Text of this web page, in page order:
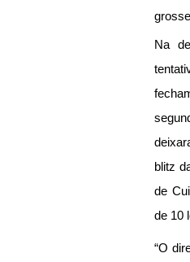
Na
blitz
de
de 10
“O